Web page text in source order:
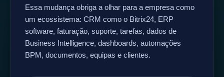
Essa mudança obriga a olhar para a empresa como
um ecossistema: CRM como o Bitrix24, ERP
software, faturação, suporte, tarefas, dados de
Business Intelligence, dashboards, automações
BPM, documentos, equipas e clientes.